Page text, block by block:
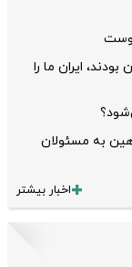
ایران ما را
به مسئولان
اخبار بیشتر